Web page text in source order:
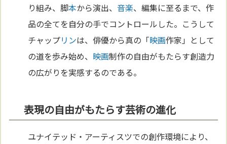
り組み、脚本から演出、音楽、編集に至るまで、作
品の全てを自分の手でコントロールした。こうして
チャップリンは、俳優から真の「映画作家」として
の道を歩み始め、 映画制作の自由がもたらす創造力
の広がりを実感するのである。
表現の自由がもたらす芸術の進化
ユナイテッド・アーティスツでの創作環境により、